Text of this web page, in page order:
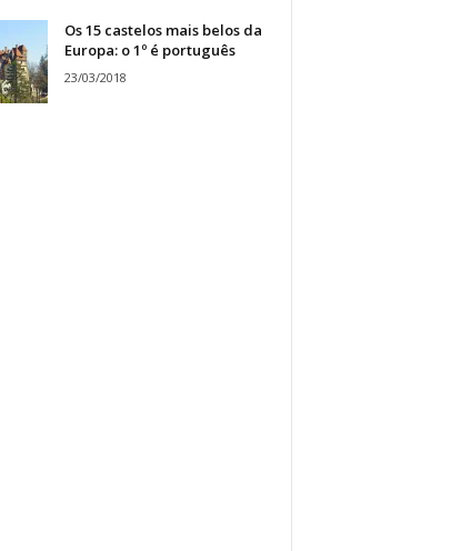
Os 15 castelos mais belos da
Europa: o 1º é português
23/03/2018